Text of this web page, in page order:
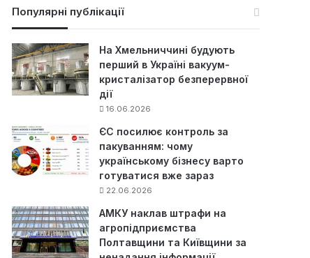
Популярні публікації
На Хмельниччині будують
перший в Україні вакуум-
кристалізатор безперервної
дії
16.06.2026
ЄС посилює контроль за
пакуванням: чому
українському бізнесу варто
готуватися вже зараз
22.06.2026
АМКУ наклав штрафи на
агропідприємства
Полтавщини та Київщини за